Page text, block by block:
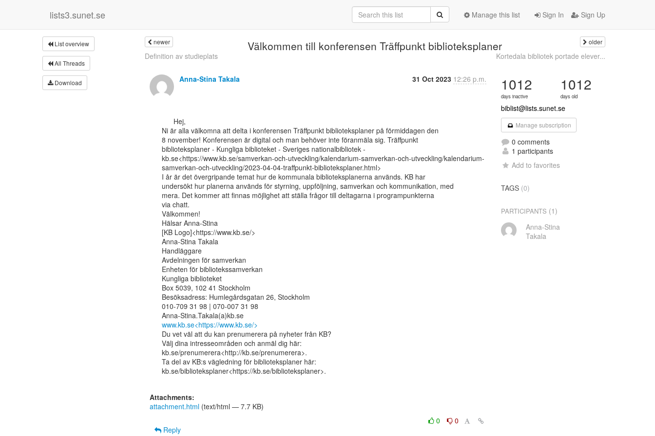
lists3.sunet.se Sign In Sign Up
Manage this list
List overview
All Threads
Download
newer Välkommen till konferensen Träffpunkt biblioteksplaner older
Definition av studieplats Kortedala bibliotek portade elever...
Anna-Stina Takala 31 Oct 2023 12:26 p.m.
Ni är alla välkomna att delta i konferensen Träffpunkt biblioteksplaner på förmiddagen den
8 november! Konferensen är digital och man behöver inte föranmäla sig. Träffpunkt
biblioteksplaner - Kungliga biblioteket - Sveriges nationalbibliotek -
kb.se<https://www.kb.se/samverkan-och-utveckling/kalendarium-samverkan-och-utveckling/kalendarium-
samverkan-och-utveckling/2023-04-04-traffpunkt-biblioteksplaner.html>
I år är det övergripande temat hur de kommunala biblioteksplanerna används. KB har
undersökt hur planerna används för styrning, uppföljning, samverkan och kommunikation, med
mera. Det kommer att finnas möjlighet att ställa frågor till deltagarna i programpunkterna
via chatt.
Välkommen!
Hälsar Anna-Stina
[KB Logo]<https://www.kb.se/>
Anna-Stina Takala
Handläggare
Avdelningen för samverkan
Enheten för bibliotekssamverkan
Kungliga biblioteket
Box 5039, 102 41 Stockholm
Besöksadress: Humlegårdsgatan 26, Stockholm
010-709 31 98 | 070-007 31 98
www.kb.se<https://www.kb.se/>
Du vet väl att du kan prenumerera på nyheter från KB?
Välj dina intresseområden och anmäl dig här:
kb.se/prenumerera<http://kb.se/prenumerera>.
Ta del av KB:s vägledning för biblioteksplaner här:
kb.se/biblioteksplaner<https://kb.se/biblioteksplaner>.
Attachments:
attachment.html (text/html — 7.7 KB)
0
0
Reply
1012
days inactive
1012
days old
biblist@lists.sunet.se
Manage subscription
0 comments
1 participants
Add to favorites
TAGS (0)
PARTICIPANTS (1)
Anna-Stina
Takala